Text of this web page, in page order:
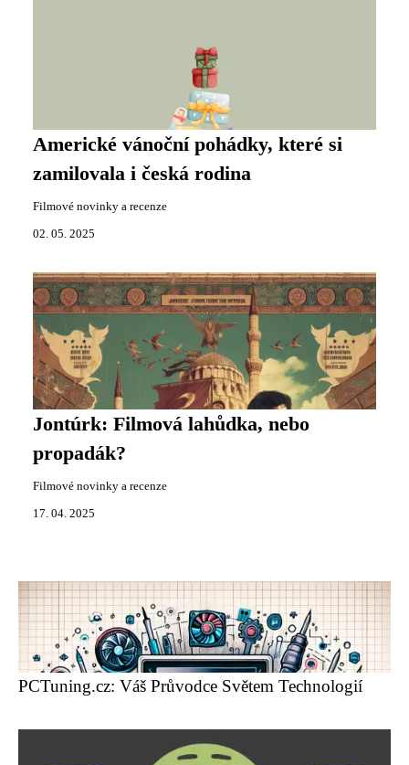
Americké vánoční pohádky, které si
zamilovala i česká rodina
Filmové novinky a recenze
02. 05. 2025
Jontúrk: Filmová lahůdka, nebo
propadák?
Filmové novinky a recenze
17. 04. 2025
PCTuning.cz: Váš Průvodce Světem Technologií